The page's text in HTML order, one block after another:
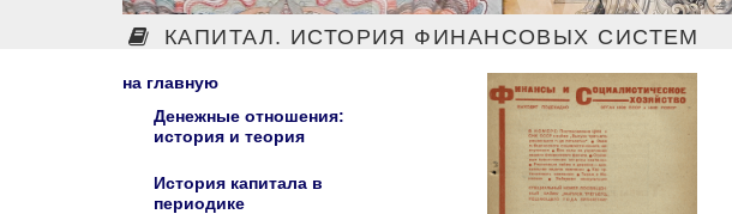
КАПИТАЛ. ИСТОРИЯ ФИНАНСОВЫХ СИСТЕМ
на главную
Денежные отношения:
история и теория
История капитала в
периодике